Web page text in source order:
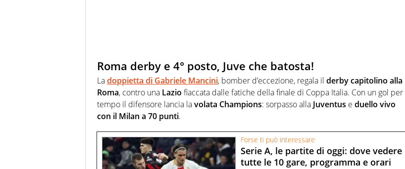
Roma derby e 4° posto, Juve che batosta!
Ladoppietta di Gabriele Mancini, bomber d’eccezione, regala il derby capitolino alla
Roma, contro una Lazio fiaccata dalle fatiche della finale di Coppa Italia. Con un gol per
tempo il difensore lancia lavolata Champions: sorpasso alla Juventus e duello vivo
con il Milan a 70 punti.
Forse ti può interessare
Serie A, le partite di oggi: dove vedere
tutte le 10 gare, programma e orari